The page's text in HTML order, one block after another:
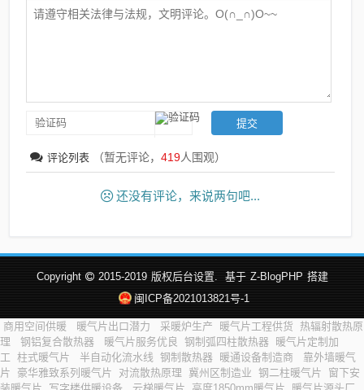
评论列表 （暂无评论，419人围观）
还没有评论，来说两句吧...
Copyright 2015-2019 版权后台设置. 基于 Z-BlogPHP 搭建
闽ICP备2021013821号-1
商用空间供暖 暖气片出口潜力 采暖炉生产 暖气片工程供货
热辐射散热原
理
钢铝复合散热器 暖气片服务优良 钢制弧四柱散热器
暖气片定制加
工 柱式暖气片 半自动化流水线 钢制散热器 暖通设备制造商
靠外墙暖气
片
豪华雅致系列暖气片 对流散热原理 冀州区制造业 钢二柱暖气片
窗下安